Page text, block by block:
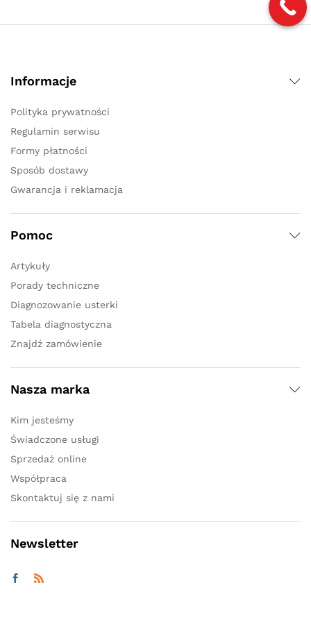
Informacje
Polityka prywatności
Regulamin serwisu
Formy płatności
Sposób dostawy
Gwarancja i reklamacja
Pomoc
Artykuły
Porady techniczne
Diagnozowanie usterki
Tabela diagnostyczna
Znajdź zamówienie
Nasza marka
Kim jesteśmy
Świadczone usługi
Sprzedaż online
Współpraca
Skontaktuj się z nami
Newsletter